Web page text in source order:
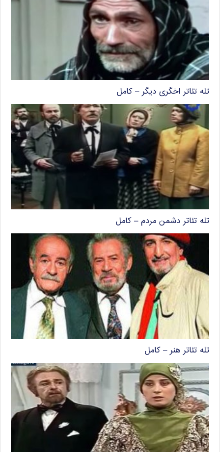
تله تئاتر اخگری دیگر – کامل
تله تئاتر دشمن مردم – کامل
تله تئاتر هنر – کامل